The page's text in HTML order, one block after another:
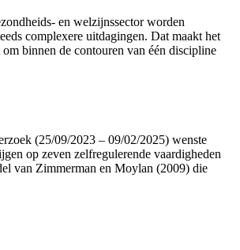
en welzijnssector worden
complexere uitdagingen. Dat maakt het
binnen de contouren van één discipline
(25/09/2023 – 09/02/2025) wenste
op zeven zelfregulerende vaardigheden
van Zimmerman en Moylan (2009) die